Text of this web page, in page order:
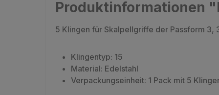
Produktinformationen
5 Klingen für Skalpellgriffe der Passform
Klingentyp: 15
Material: Edelstahl
Verpackungseinheit: 1 Pack mit 5